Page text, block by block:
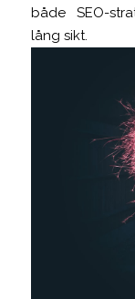
både SEO-
lång sikt.